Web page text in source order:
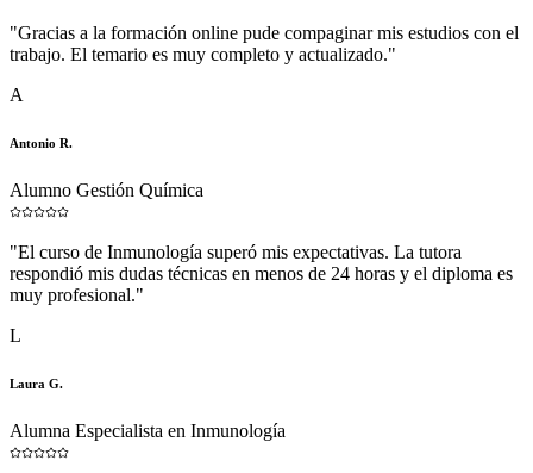
"Gracias a la formación online pude compaginar mis estudios con el
trabajo. El temario es muy completo y actualizado."
A
Antonio R.
Alumno Gestión Química
"El curso de Inmunología superó mis expectativas. La tutora
respondió mis dudas técnicas en menos de 24 horas y el diploma es
muy profesional."
L
Laura G.
Alumna Especialista en Inmunología